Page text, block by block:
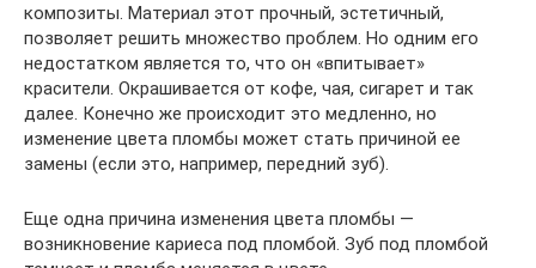
композиты. Материал этот прочный, эстетичный,
позволяет решить множество проблем. Но одним его
недостатком является то, что он «впитывает»
красители. Окрашивается от кофе, чая, сигарет и так
далее. Конечно же происходит это медленно, но
изменение цвета пломбы может стать причиной ее
замены (если это, например, передний зуб).
Еще одна причина изменения цвета пломбы —
возникновение кариеса под пломбой. Зуб под пломбой